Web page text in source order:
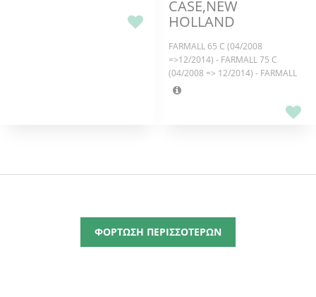
DELTA - TS115 A PLUS/DELUXE -
CASE,NEW
HOLLAND
FARMALL 65 C (04/2008
=>12/2014) - FARMALL 75 C
(04/2008 => 12/2014) - FARMALL
85 C (01/2007 => 03/2014) -
04/2014),CX50 - CX60 - CX70 -
ΦΟΡΤΩΣΗ ΠΕΡΙΣΣΟΤΕΡΩΝ